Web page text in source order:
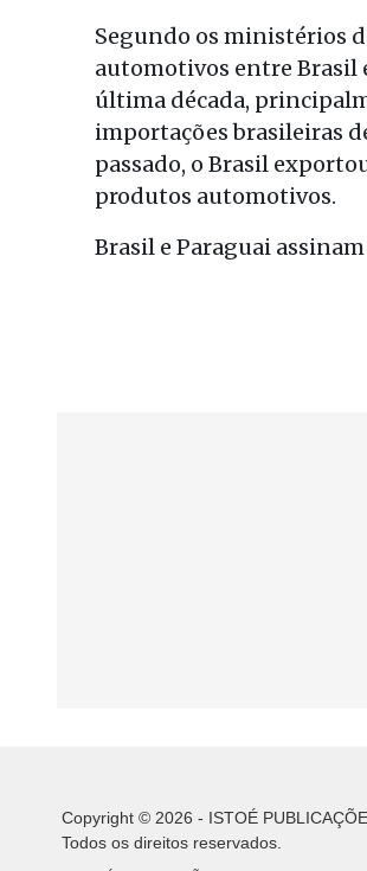
Segundo os ministérios
automotivos entre Brasil
última década,
importações brasileiras
passado, o Brasil
produtos automotivos.
Brasil e Paraguai
Copyright © 2026 - ISTOÉ
Todos os direitos reservados.